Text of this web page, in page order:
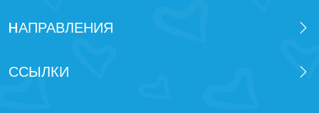
HАПРАВЛЕНИЯ
ССЫЛКИ